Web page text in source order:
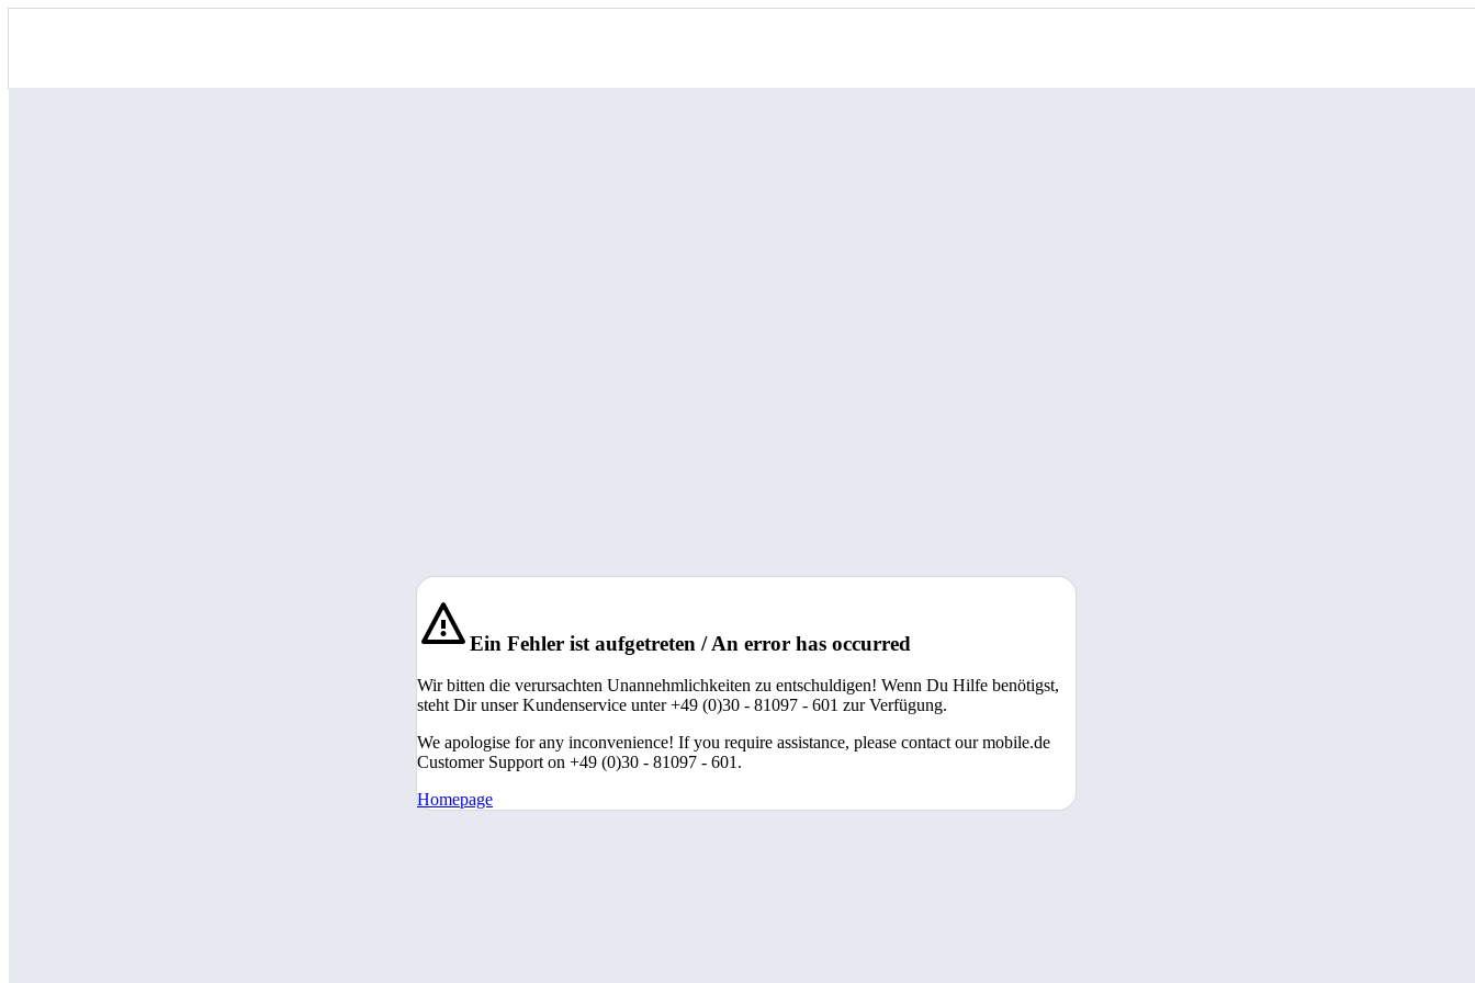
Ein Fehler ist aufgetreten / An error has occurred
Wir bitten die verursachten Unannehmlichkeiten zu entschuldigen! Wenn Du Hilfe benötigst,
steht Dir unser Kundenservice unter +49 (0)30 - 81097 - 601 zur Verfügung.
We apologise for any inconvenience! If you require assistance, please contact our mobile.de
Customer Support on +49 (0)30 - 81097 - 601.
Homepage